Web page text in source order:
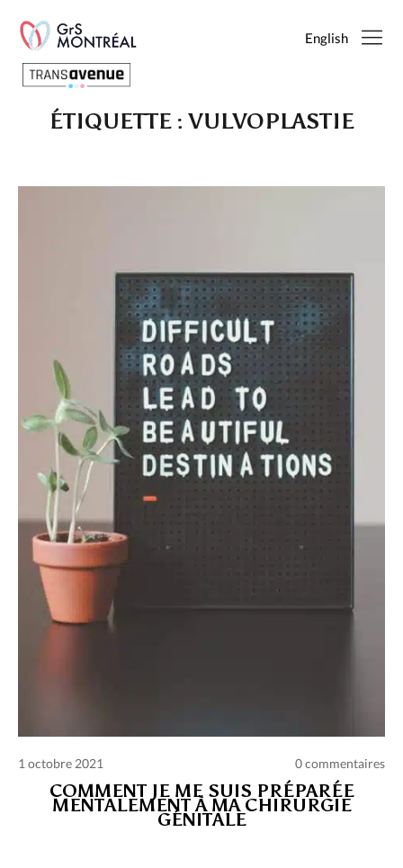
English
Français
English
PAGES
Charte des commentaires et publications
Conditions d’utilisation
Nous contacter
Politique de confidentialité
ÉTIQUETTE : VULVOPLASTIE
1 octobre 2021 0 commentaires
COMMENT JE ME SUIS PRÉPARÉE
MENTALEMENT À MA CHIRURGIE
GÉNITALE